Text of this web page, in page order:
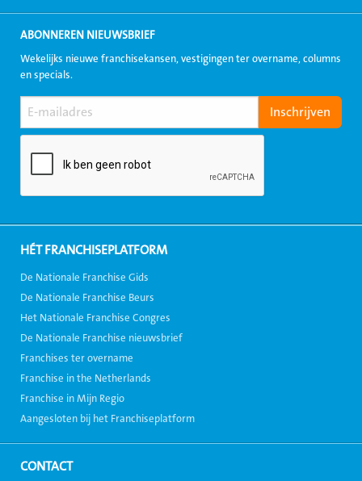
ABONNEREN NIEUWSBRIEF
Wekelijks nieuwe franchisekansen, vestigingen ter overname, columns
en specials.
HÉT FRANCHISEPLATFORM
De Nationale Franchise Gids
De Nationale Franchise Beurs
Het Nationale Franchise Congres
De Nationale Franchise nieuwsbrief
Franchises ter overname
Franchise in the Netherlands
Franchise in Mijn Regio
Aangesloten bij het Franchiseplatform
CONTACT